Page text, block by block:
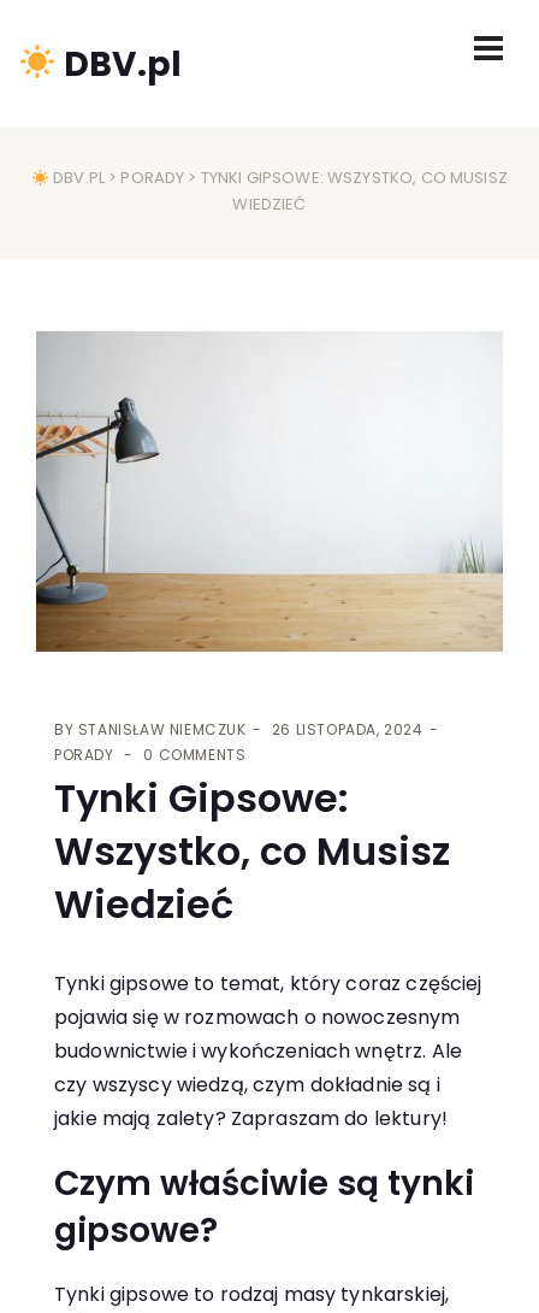
DBV.pl
DBV.PL> PORADY > TYNKI GIPSOWE: WSZYSTKO, CO MUSISZ
WIEDZIEĆ
BY STANISŁAW NIEMCZUK
26 LISTOPADA, 2024
PORADY
0 COMMENTS
Tynki Gipsowe:
Wszystko, co Musisz
Wiedzieć
Tynki gipsowe to temat, który coraz częściej
pojawia się w rozmowach o nowoczesnym
budownictwie i wykończeniach wnętrz. Ale
czy wszyscy wiedzą, czym dokładnie są i
jakie mają zalety? Zapraszam do lektury!
Czym właściwie są tynki
gipsowe?
Tynki gipsowe to rodzaj masy tynkarskiej,